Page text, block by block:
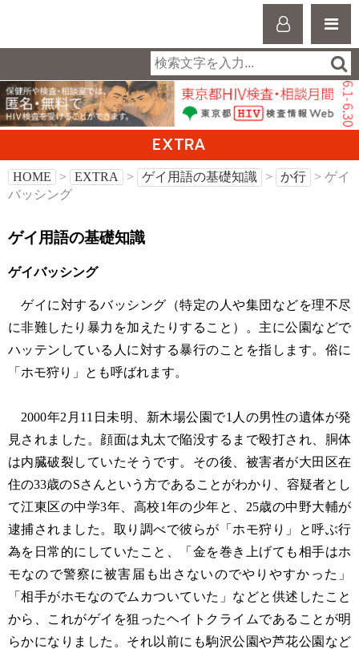
EXTRA
HOME > EXTRA > ゲイ用語の基礎知識 > か行
> ゲイ
バッシング
ゲイ用語の基礎知識
ゲイバッシング
ゲイに対するバッシング（特定の人や集団などを理不尽
に非難したり暴力を加えたりすること）。主に公園などで
ハッテンしている人に対する暴行のことを指します。俗に
「ホモ狩り」とも呼ばれます。
2000年2月11日未明、新木場公園で1人の男性の遺体が発
見されました。顔面は丸太で陥没するまで殴打され、胴体
は内臓破裂していたそうです。その後、被害者が大田区在
住の33歳のSさんという方であることがわかり、容疑者とし
て江東区の中学3年、高校1年の少年と、25歳の中野大輔が
逮捕されました。取り調べで彼らが「ホモ狩り」と呼ぶ行
為を日常的にしていたこと、「金を巻き上げても相手はホ
モなので警察に被害届も出さないのでやりやすかった」
「相手がホモなのでムカついていた」などと供述したこと
から、これがゲイを狙ったヘイトクライムであることが明
らかになりました。それ以前にも駒沢公園や芦花公園など